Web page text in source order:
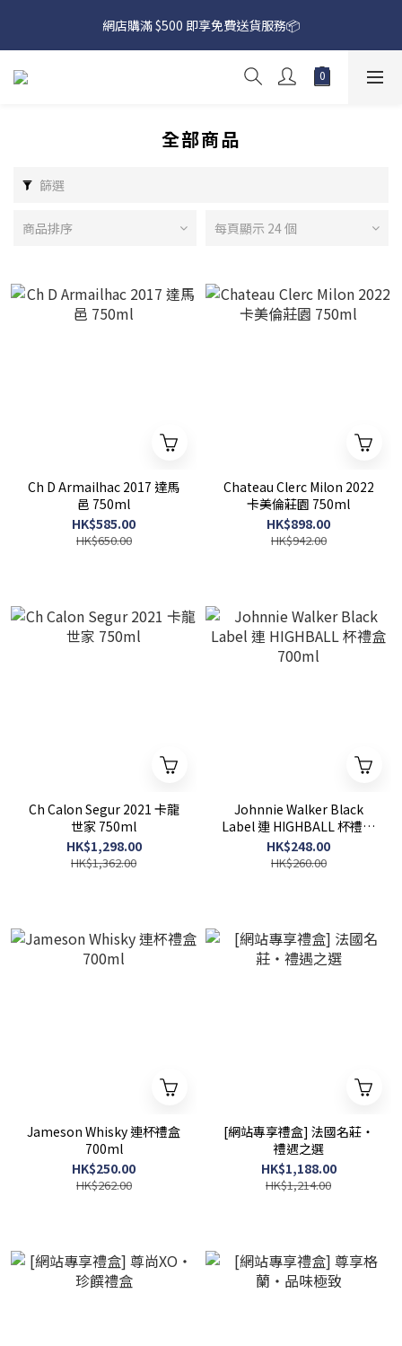
網店購滿 $500 即享免費送貨服務📦
網店購滿 $500 即享免費送貨服務📦
下載【偉成洋酒】手機應用程式，無條件送你高達$80買酒現金劵
網店購滿 $500 即享免費送貨服務📦
全部商品
篩選
商品排序 每頁顯示 24 個
Ch D Armailhac 2017 達馬
邑 750ml
HK$585.00
HK$650.00
Chateau Clerc Milon 2022
卡美倫莊園 750ml
HK$898.00
HK$942.00
Ch Calon Segur 2021 卡龍
世家 750ml
HK$1,298.00
HK$1,362.00
Johnnie Walker Black
Label 連 HIGHBALL 杯禮盒
700ml
HK$248.00
HK$260.00
Jameson Whisky 連杯禮盒
700ml
HK$250.00
HK$262.00
[網站專享禮盒] 法國名莊・
禮遇之選
HK$1,188.00
HK$1,214.00